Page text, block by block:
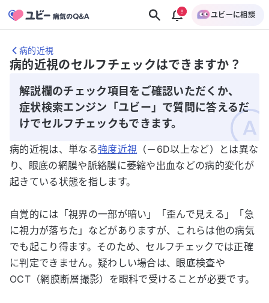
ユビーに相談
病的近視
病的近視のセルフチェックはできますか？
解説欄のチェック項目をご確認いただくか、
症状検索エンジン「ユビー」で質問に答えるだ
けでセルフチェックもできます。
病的近視は、単なる強度近視 （－6D以上など）とは異な
り、眼底の網膜や脈絡膜に萎縮や出血などの病的変化が
起きている状態を指します。
自覚的には「視界の一部が暗い」「歪んで見える」「急
に視力が落ちた」などがありますが、これらは他の病気
でも起こり得ます。そのため、セルフチェックでは正確
に判定できません。疑わしい場合は、眼底検査や
OCT（網膜断層撮影）を眼科で受けることが必要です。